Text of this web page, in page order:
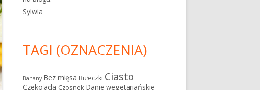
Sylwia
TAGI (OZNACZENIA)
Banany Bez mięsa Bułeczki Ciasto
Czekolada Czosnek Danie wegetariańskie